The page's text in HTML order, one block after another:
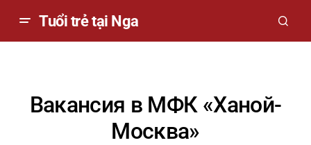
Tuổi trẻ tại Nga
Вакансия в МФК «Ханой-
Москва»